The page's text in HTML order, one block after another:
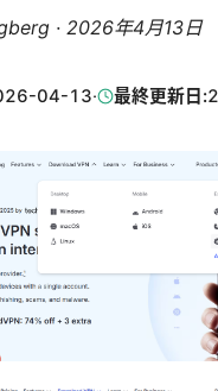
· 2026年4月13日
04-13· 最終更新日: